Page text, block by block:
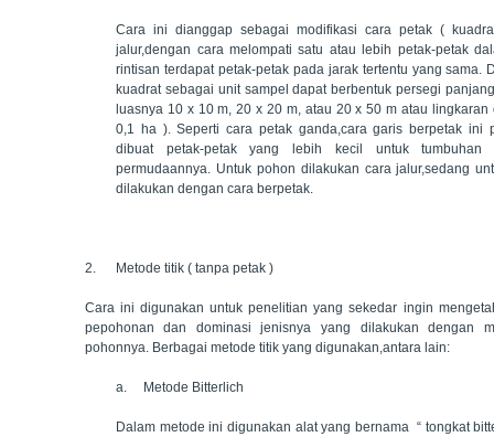
Cara ini dianggap sebagai modifikasi cara petak (
jalur,dengan cara melompati satu atau lebih petak-petak
rintisan terdapat petak-petak pada jarak tertentu yang sama.
kuadrat sebagai unit sampel dapat berbentuk persegi
luasnya 10 x 10 m, 20 x 20 m, atau 20 x 50 m atau
0,1 ha ). Seperti cara petak ganda,cara garis berpetak ini
dibuat petak-petak yang lebih kecil untuk
permudaannya. Untuk pohon dilakukan cara jalur,sedang
dilakukan dengan cara berpetak.
2. Metode titik ( tanpa petak )
Cara ini digunakan untuk penelitian yang sekedar ingin
pepohonan dan dominasi jenisnya yang dilakukan dengan
pohonnya. Berbagai metode titik yang digunakan,antara lain:
a. Metode Bitterlich
Dalam metode ini digunakan alat yang bernama “ tongkat